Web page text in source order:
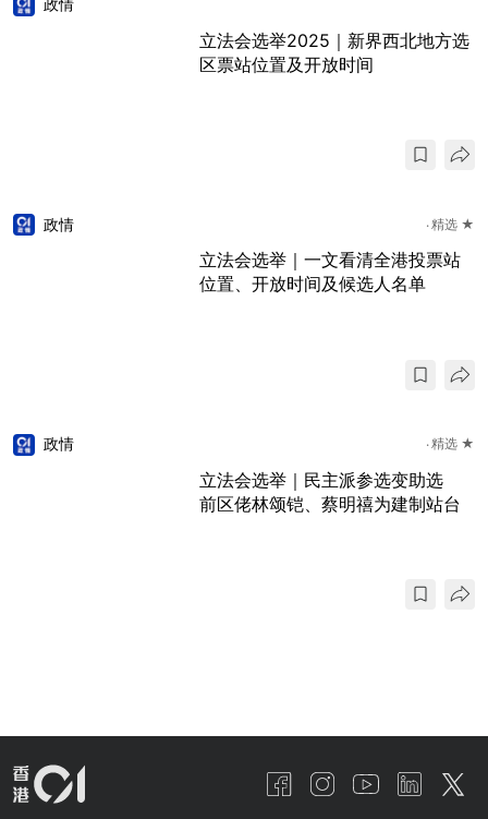
政情
立法会选举2025｜新界西北地方选
区票站位置及开放时间
政情 精选 ★
立法会选举｜一文看清全港投票站
位置、开放时间及候选人名单
政情 精选 ★
立法会选举｜民主派参选变助选
前区佬林颂铠、蔡明禧为建制站台